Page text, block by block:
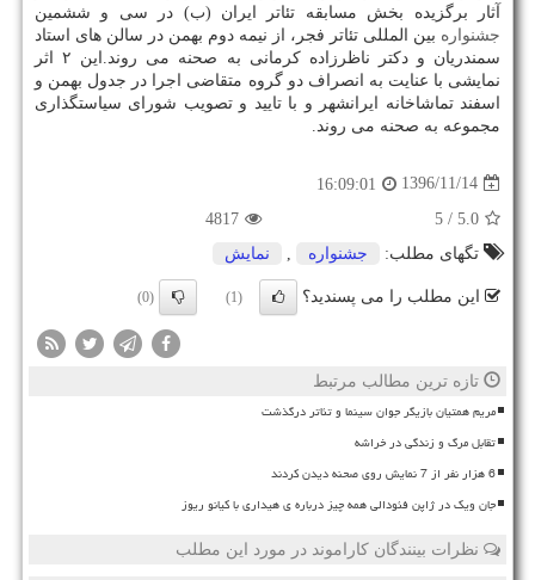
آثار برگزیده بخش مسابقه تئاتر ایران (ب) در سی و ششمین
جشنواره بین المللی تئاتر فجر، از نیمه دوم بهمن در سالن های استاد
سمندریان و دكتر ناظرزاده كرمانی به صحنه می روند.این ۲ اثر
نمایشی با عنایت به انصراف دو گروه متقاضی اجرا در جدول بهمن و
اسفند تماشاخانه ایرانشهر و با تایید و تصویب شورای سیاستگذاری
مجموعه به صحنه می روند.
1396/11/14
16:09:01
5.0
/ 5
4817
تگهای مطلب:
جشنواره نمایش
این مطلب را می پسندید؟ (1)
(0)
تازه ترین مطالب مرتبط
مریم همتیان بازیگر جوان سینما و تئاتر درگذشت
تقابل مرگ و زندگی در خراشه
6 هزار نفر از 7 نمایش روی صحنه دیدن کردند
جان ویک در ژاپن فئودالی همه چیز درباره ی هیداری با کیانو ریوز
نظرات بینندگان کاراموند در مورد این مطلب